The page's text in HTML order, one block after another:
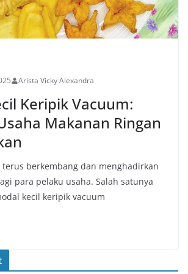
Arista Vicky Alexandra
Keripik Vacuum:
Makanan Ringan
berkembang dan menghadirkan
para pelaku usaha. Salah satunya
kecil keripik vacuum